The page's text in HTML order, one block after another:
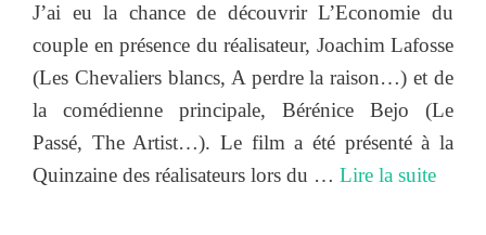
J’ai eu la chance de découvrir L’Economie du
couple en présence du réalisateur, Joachim Lafosse
(Les Chevaliers blancs, A perdre la raison…) et de
la comédienne principale, Bérénice Bejo (Le
Passé, The Artist…). Le film a été présenté à la
Quinzaine des réalisateurs lors du … Lire la suite